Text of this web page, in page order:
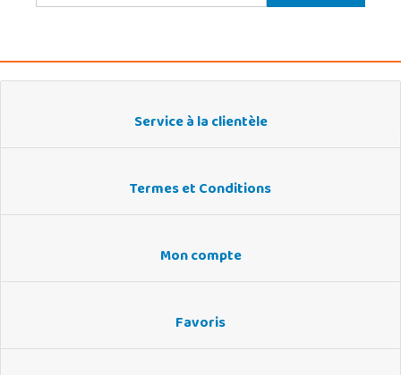
Service à la clientèle
Termes et Conditions
Mon compte
Favoris